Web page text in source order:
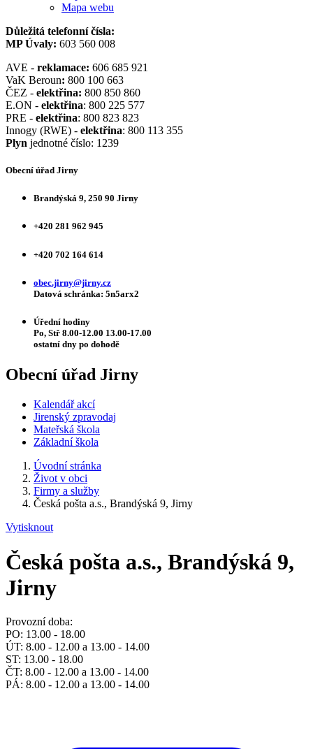
Mapa webu
Důležitá telefonní čísla:
MP Úvaly: 603 560 008
AVE - reklamace: 606 685 921
VaK Beroun: 800 100 663
ČEZ - elektřina: 800 850 860
E.ON - elektřina: 800 225 577
PRE - elektřina: 800 823 823
Innogy (RWE) - elektřina: 800 113 355
Plyn jednotné číslo: 1239
Obecní úřad Jirny
Brandýská 9, 250 90 Jirny
+420 281 962 945
+420 702 164 614
obec.jirny@jirny.cz
Datová schránka: 5n5arx2
Úřední hodiny
Po, Stř 8.00-12.00 13.00-17.00
ostatní dny po dohodě
Obecní úřad Jirny
Kalendář akcí
Jirenský zpravodaj
Mateřská škola
Základní škola
Úvodní stránka
Život v obci
Firmy a služby
Česká pošta a.s., Brandýská 9, Jirny
Vytisknout
Česká pošta a.s., Brandýská 9,
Jirny
Provozní doba:
PO: 13.00 - 18.00
ÚT: 8.00 - 12.00 a 13.00 - 14.00
ST: 13.00 - 18.00
ČT: 8.00 - 12.00 a 13.00 - 14.00
PÁ: 8.00 - 12.00 a 13.00 - 14.00